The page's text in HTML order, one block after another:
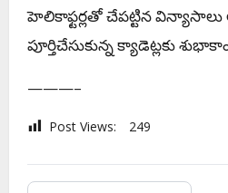
హెలికాఫ్టర్లతో చేపట్టిన విన్యాసాలు
పూర్తిచేసుకున్న క్యాడెట్లకు
———–
Post Views: 249